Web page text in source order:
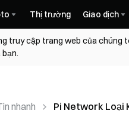
Thị trường Giao dịch
truy cập trang web của chúng
nhanh Pi Network Loại